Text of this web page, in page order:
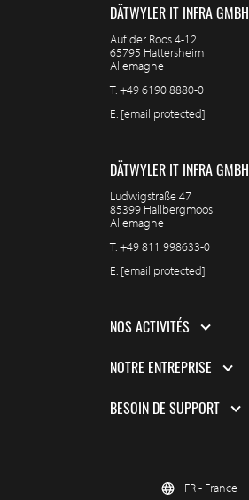
DÄTWYLER IT INFRA GMBH
Auf der Roos 4-12
65795 Hattersheim
Allemagne
T.+49 6190 8880-0
E. [email protected]
DÄTWYLER IT INFRA GMBH
Ludwigstraße 47
85399 Hallbergmoos
Allemagne
T.+49 811 998633-0
E. [email protected]
NOS ACTIVITÉS
NOTRE ENTREPRISE
BESOIN DE SUPPORT
FR - France